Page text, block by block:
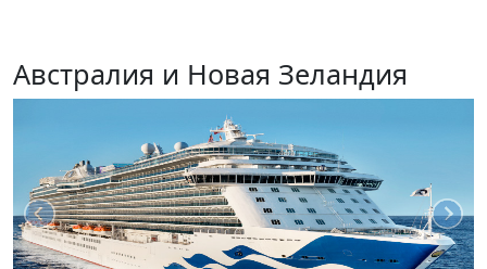
Австралия и Новая Зеландия